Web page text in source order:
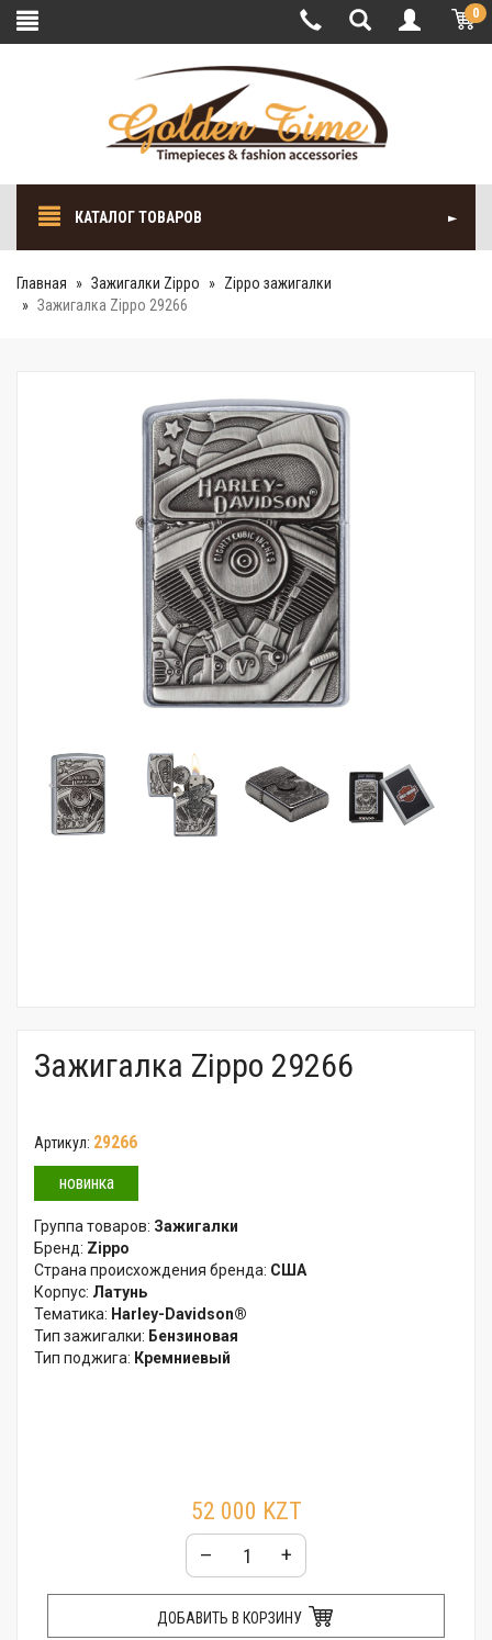
0
КАТАЛОГ ТОВАРОВ
Главная Зажигалки Zippo
Zippo зажигалки
Зажигалка Zippo 29266
Зажигалка Zippo 29266
Артикул: 29266
новинка
Группа товаров: Зажигалки
Бренд: Zippo
Страна происхождения бренда: США
Корпус: Латунь
Тематика: Harley-Davidson®
Тип зажигалки: Бензиновая
Тип поджига: Кремниевый
52 000 KZT
– +
ДОБАВИТЬ В КОРЗИНУ